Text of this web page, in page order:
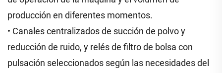
producción en diferentes momentos.
• Canales centralizados de succión de polvo y
reducción de ruido, y relés de filtro de bolsa con
pulsación seleccionados según las necesidades del